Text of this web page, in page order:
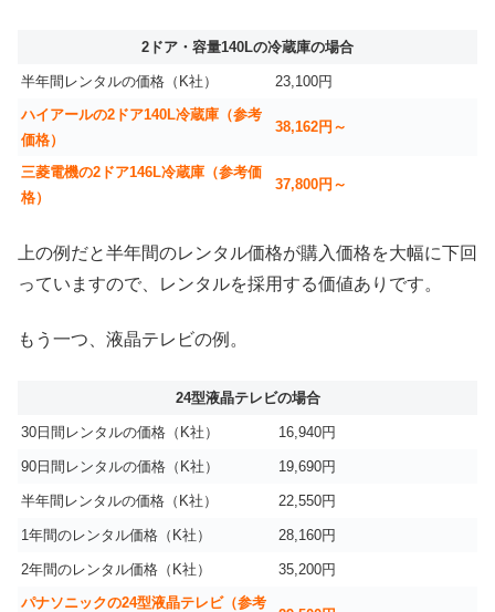
2ドア・容量140Lの冷蔵庫の場合
半年間レンタルの価格（K社）
23,100円
ハイアールの2ドア140L冷蔵庫（参考
価格）
38,162円～
三菱電機の2ドア146L冷蔵庫（参考価
格）
37,800円～
上の例だと半年間のレンタル価格が購入価格を大幅に下回
っていますので、レンタルを採用する価値ありです。
もう一つ、液晶テレビの例。
24型液晶テレビの場合
30日間レンタルの価格（K社） 16,940円
90日間レンタルの価格（K社） 19,690円
半年間レンタルの価格（K社） 22,550円
1年間のレンタル価格（K社） 28,160円
2年間のレンタル価格（K社）
35,200円
パナソニックの24型液晶テレビ（参考